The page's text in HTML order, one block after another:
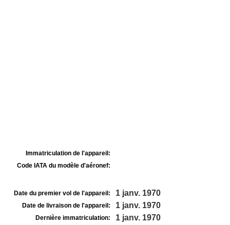
Immatriculation de l'appareil:
Code IATA du modèle d'aéronef:
Date du premier vol de l'appareil: 1 janv. 1970
Date de livraison de l'appareil: 1 janv. 1970
Dernière immatriculation: 1 janv. 1970